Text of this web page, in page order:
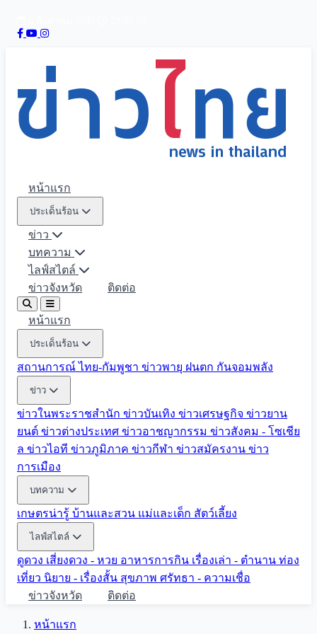
หน้าแรก
ประเด็นร้อน
ข่าว
บทความ
ไลฟ์สไตล์
ข่าวจังหวัด
ติดต่อ
หน้าแรก
ประเด็นร้อน
สถานการณ์ ไทย-กัมพูชา ข่าวพายุ ฝนตก กันจอมพลัง
ข่าว
ข่าวในพระราชสำนัก ข่าวบันเทิง ข่าวเศรษฐกิจ ข่าวยาน
ยนต์ ข่าวต่างประเทศ ข่าวอาชญากรรม ข่าวสังคม - โซเชีย
ล ข่าวไอที ข่าวภูมิภาค ข่าวกีฬา ข่าวสมัครงาน ข่าว
การเมือง
บทความ
เกษตรน่ารู้ บ้านและสวน แม่และเด็ก สัตว์เลี้ยง
ไลฟ์สไตล์
ดูดวง เสี่ยงดวง - หวย อาหารการกิน เรื่องเล่า - ตำนาน ท่อง
เที่ยว นิยาย - เรื่องสั้น สุขภาพ ศรัทธา - ความเชื่อ
ข่าวจังหวัด
ติดต่อ
หน้าแรก